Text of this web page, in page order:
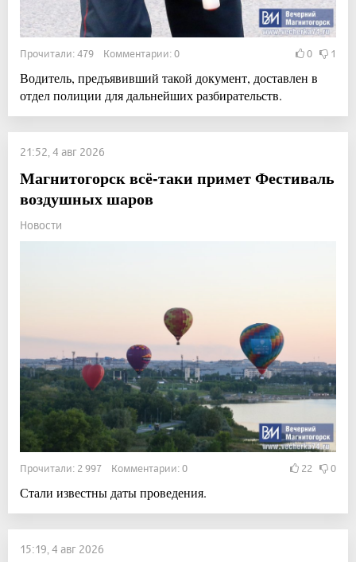
Прочитали: 479 Комментарии: 0 0 1
Водитель, предъявивший такой документ, доставлен в
отдел полиции для дальнейших разбирательств.
21:52, 4 авг 2026
Магнитогорск всё-таки примет Фестиваль
воздушных шаров
Новости
Прочитали: 2 997 Комментарии: 0 22 0
Стали известны даты проведения.
15:19, 4 авг 2026